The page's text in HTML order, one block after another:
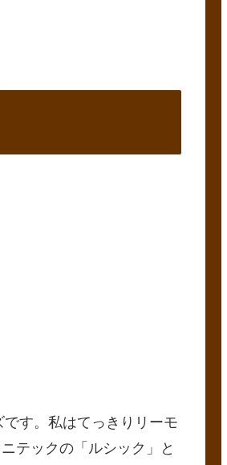
す。私はてっきりリーモ
テックの「ルシック」と